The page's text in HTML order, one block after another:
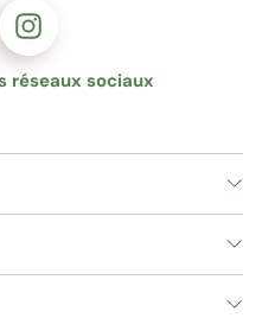
réseaux sociaux